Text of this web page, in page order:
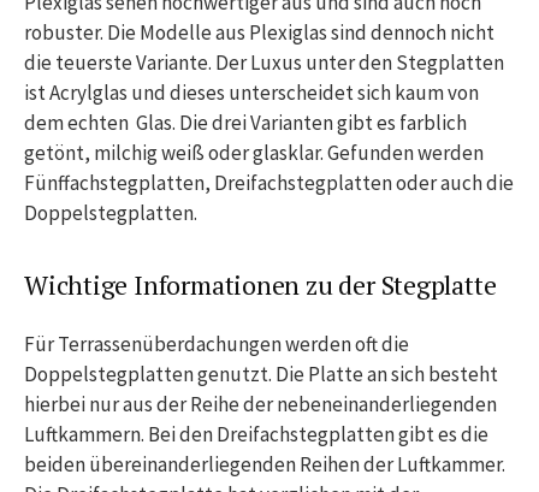
robuster. Die Modelle aus Plexiglas sind dennoch nicht
die teuerste Variante. Der Luxus unter den Stegplatten
ist Acrylglas und dieses unterscheidet sich kaum von
dem echten Glas. Die drei Varianten gibt es farblich
getönt, milchig weiß oder glasklar. Gefunden werden
Fünffachstegplatten, Dreifachstegplatten oder auch die
Doppelstegplatten.
Wichtige Informationen zu der Stegplatte
Für Terrassenüberdachungen werden oft die
Doppelstegplatten genutzt. Die Platte an sich besteht
hierbei nur aus der Reihe der nebeneinanderliegenden
Luftkammern. Bei den Dreifachstegplatten gibt es die
beiden übereinanderliegenden Reihen der Luftkammer.